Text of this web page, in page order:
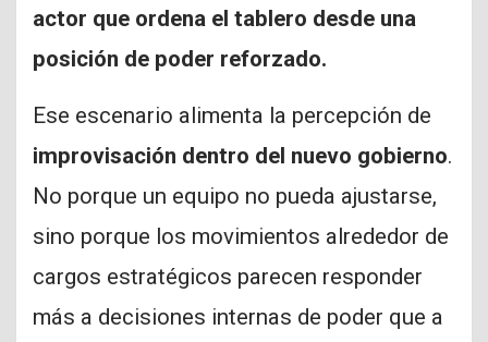
actor que ordena el tablero desde una
posición de poder reforzado.
Ese escenario alimenta la percepción de
improvisación dentro del nuevo gobierno.
No porque un equipo no pueda ajustarse,
sino porque los movimientos alrededor de
cargos estratégicos parecen responder
más a decisiones internas de poder que a